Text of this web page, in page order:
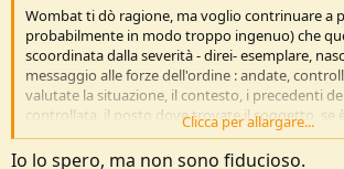
Wombat ti dò ragione, ma voglio contrinuare a
probabilmente in modo troppo ingenuo) che
scoordinata dalla severità - direi- esemplare,
messaggio alle forze dell'ordine : andate,
valutate la situazione, il contesto, i precedenti
controllata, il posto dove trovate il soggetto, se
come vi risponde, l'età, l'aggressività, la
coltello, la presenza di altri arnesi o attrezzi e
Clicca per allargare...
Io lo spero, ma non sono fiducioso.